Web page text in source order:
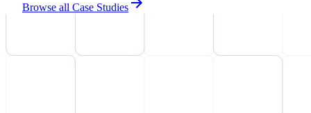
Browse all Case Studies